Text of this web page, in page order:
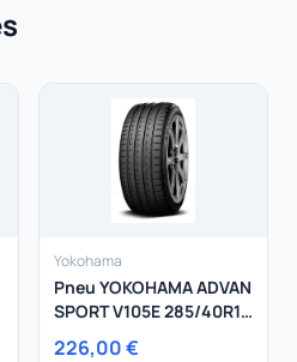
Yokohama
Pneu YOKOHAMA ADVAN
SPORT V105E 285/40R19
107 Y
226,00 €